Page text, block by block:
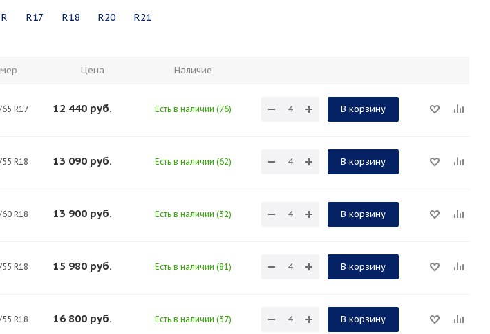
R R17 R18 R20 R21
Цена Наличие
R17 12 440 руб. Есть в наличии (76) В корзину
R18 13 090 руб. Есть в наличии (62) В корзину
R18 13 900 руб. Есть в наличии (32) В корзину
R18 15 980 руб. Есть в наличии (81) В корзину
R18 16 800 руб. Есть в наличии (37) В корзину